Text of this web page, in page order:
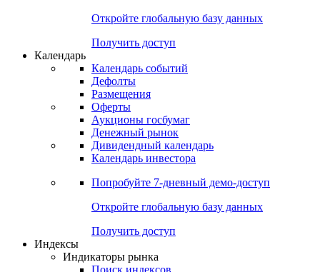
Корпоративные CDS
Попробуйте7-дневный
Откройте глобальную базу данных
Получить доступ
Календарь
Календарь событий
Дефолты
Размещения
Оферты
Денежный рынок
Календарь инвестора
Попробуйте7-дневный
Откройте глобальную базу данных